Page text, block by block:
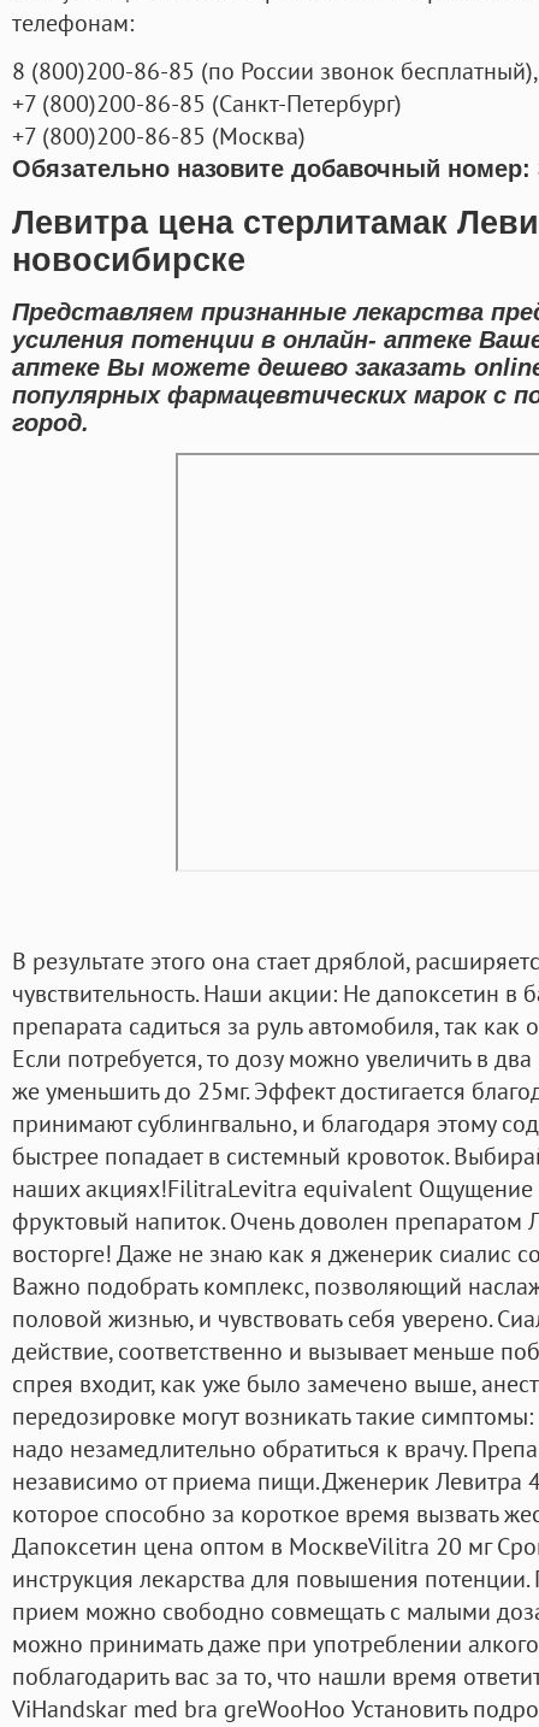
телефонам:
8 (800)200-86-85 (по России звонок бесплатный),
+7 (800)200-86-85 (Санкт-Петербург)
+7 (800)200-86-85 (Москва)
Обязательно назовите добавочный номер:
Левитра цена стерлитамак
новосибирске
Представляем признанные лекарства
усиления потенции в онлайн- аптеке
аптеке Вы можете дешево заказать
популярных фармацевтических марок с
город.
В результате этого она стает дряблой,
чувствительность. Наши акции: Не дапоксетин в
препарата садиться за руль автомобиля, так
Если потребуется, то дозу можно увеличить в
же уменьшить до 25мг. Эффект достигается
принимают сублингвально, и благодаря этому
быстрее попадает в системный кровоток.
наших акциях!FilitraLevitra equivalent Ощущение
фруктовый напиток. Очень доволен препаратом
восторге! Даже не знаю как я дженерик сиалис
Важно подобрать комплекс, позволяющий
половой жизнью, и чувствовать себя уверено.
действие, соответственно и вызывает меньше
спрея входит, как уже было замечено выше,
передозировке могут возникать такие
надо незамедлительно обратиться к врачу.
независимо от приема пищи. Дженерик Левитра
которое способно за короткое время вызвать
Дапоксетин цена оптом в МосквеVilitra 20 мг
инструкция лекарства для повышения потенции.
прием можно свободно совмещать с малыми
можно принимать даже при употреблении
поблагодарить вас за то, что нашли время
ViHandskar med bra greWooHoo Установить